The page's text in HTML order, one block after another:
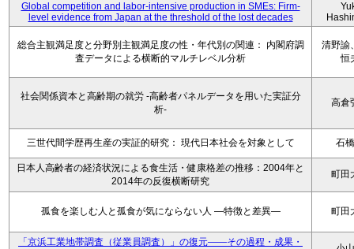
Global competition and labor-intensive production in SMEs: Firm-
level evidence from Japan at the threshold of the lost decades
総合主観満足度と分野別主観満足度の性・年代別の関連： 内閣府調
査データによる横断的マルチレベル分析
清野諭
恒
社会関係資本と高齢期の就労 -高齢者パネルデータを用いた実証分
析-
高倉
三世代間学歴再生産の実証的研究： 現代日本社会を対象として 石
日本人高齢者の経済状況による食生活・健康格差の推移：2004年と
2014年の反復横断研究
町田
孤食を楽しむ人と孤食が気にならない人 ―特徴と差異― 町田
「京浜工業地帯調査（従業員調査）」の復元――その過程・成果・